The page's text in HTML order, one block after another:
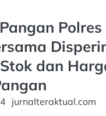
dan
jurnalteraktual.com